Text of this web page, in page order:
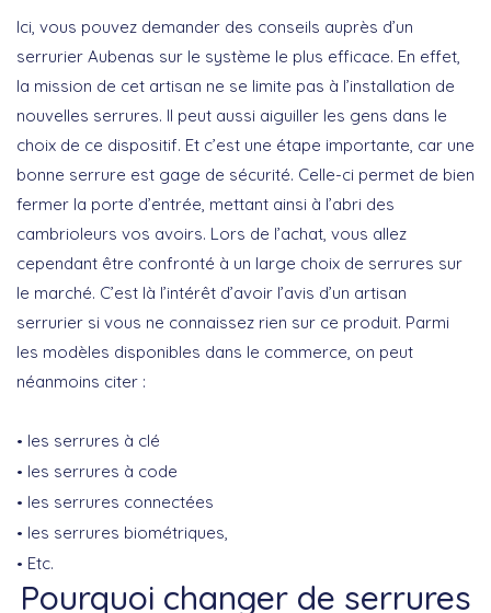
Ici, vous pouvez demander des conseils auprès d’un
serrurier Aubenas sur le système le plus efficace. En effet,
la mission de cet artisan ne se limite pas à l’installation de
nouvelles serrures. Il peut aussi aiguiller les gens dans le
choix de ce dispositif. Et c’est une étape importante, car une
bonne serrure est gage de sécurité. Celle-ci permet de bien
fermer la porte d’entrée, mettant ainsi à l’abri des
cambrioleurs vos avoirs. Lors de l’achat, vous allez
cependant être confronté à un large choix de serrures sur
le marché. C’est là l’intérêt d’avoir l’avis d’un artisan
serrurier si vous ne connaissez rien sur ce produit. Parmi
les modèles disponibles dans le commerce, on peut
néanmoins citer :
les serrures à clé
les serrures à code
les serrures connectées
les serrures biométriques,
Etc.
Pourquoi changer de serrures